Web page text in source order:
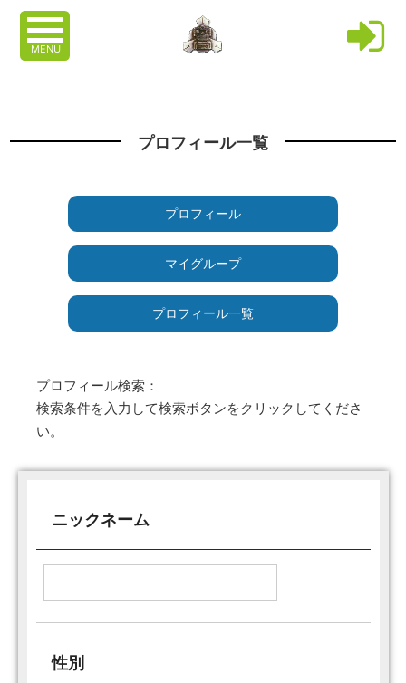
MENU
プロフィール一覧
プロフィール
マイグループ
プロフィール一覧
プロフィール検索：
検索条件を入力して検索ボタンをクリックしてくださ
い。
ニックネーム
性別